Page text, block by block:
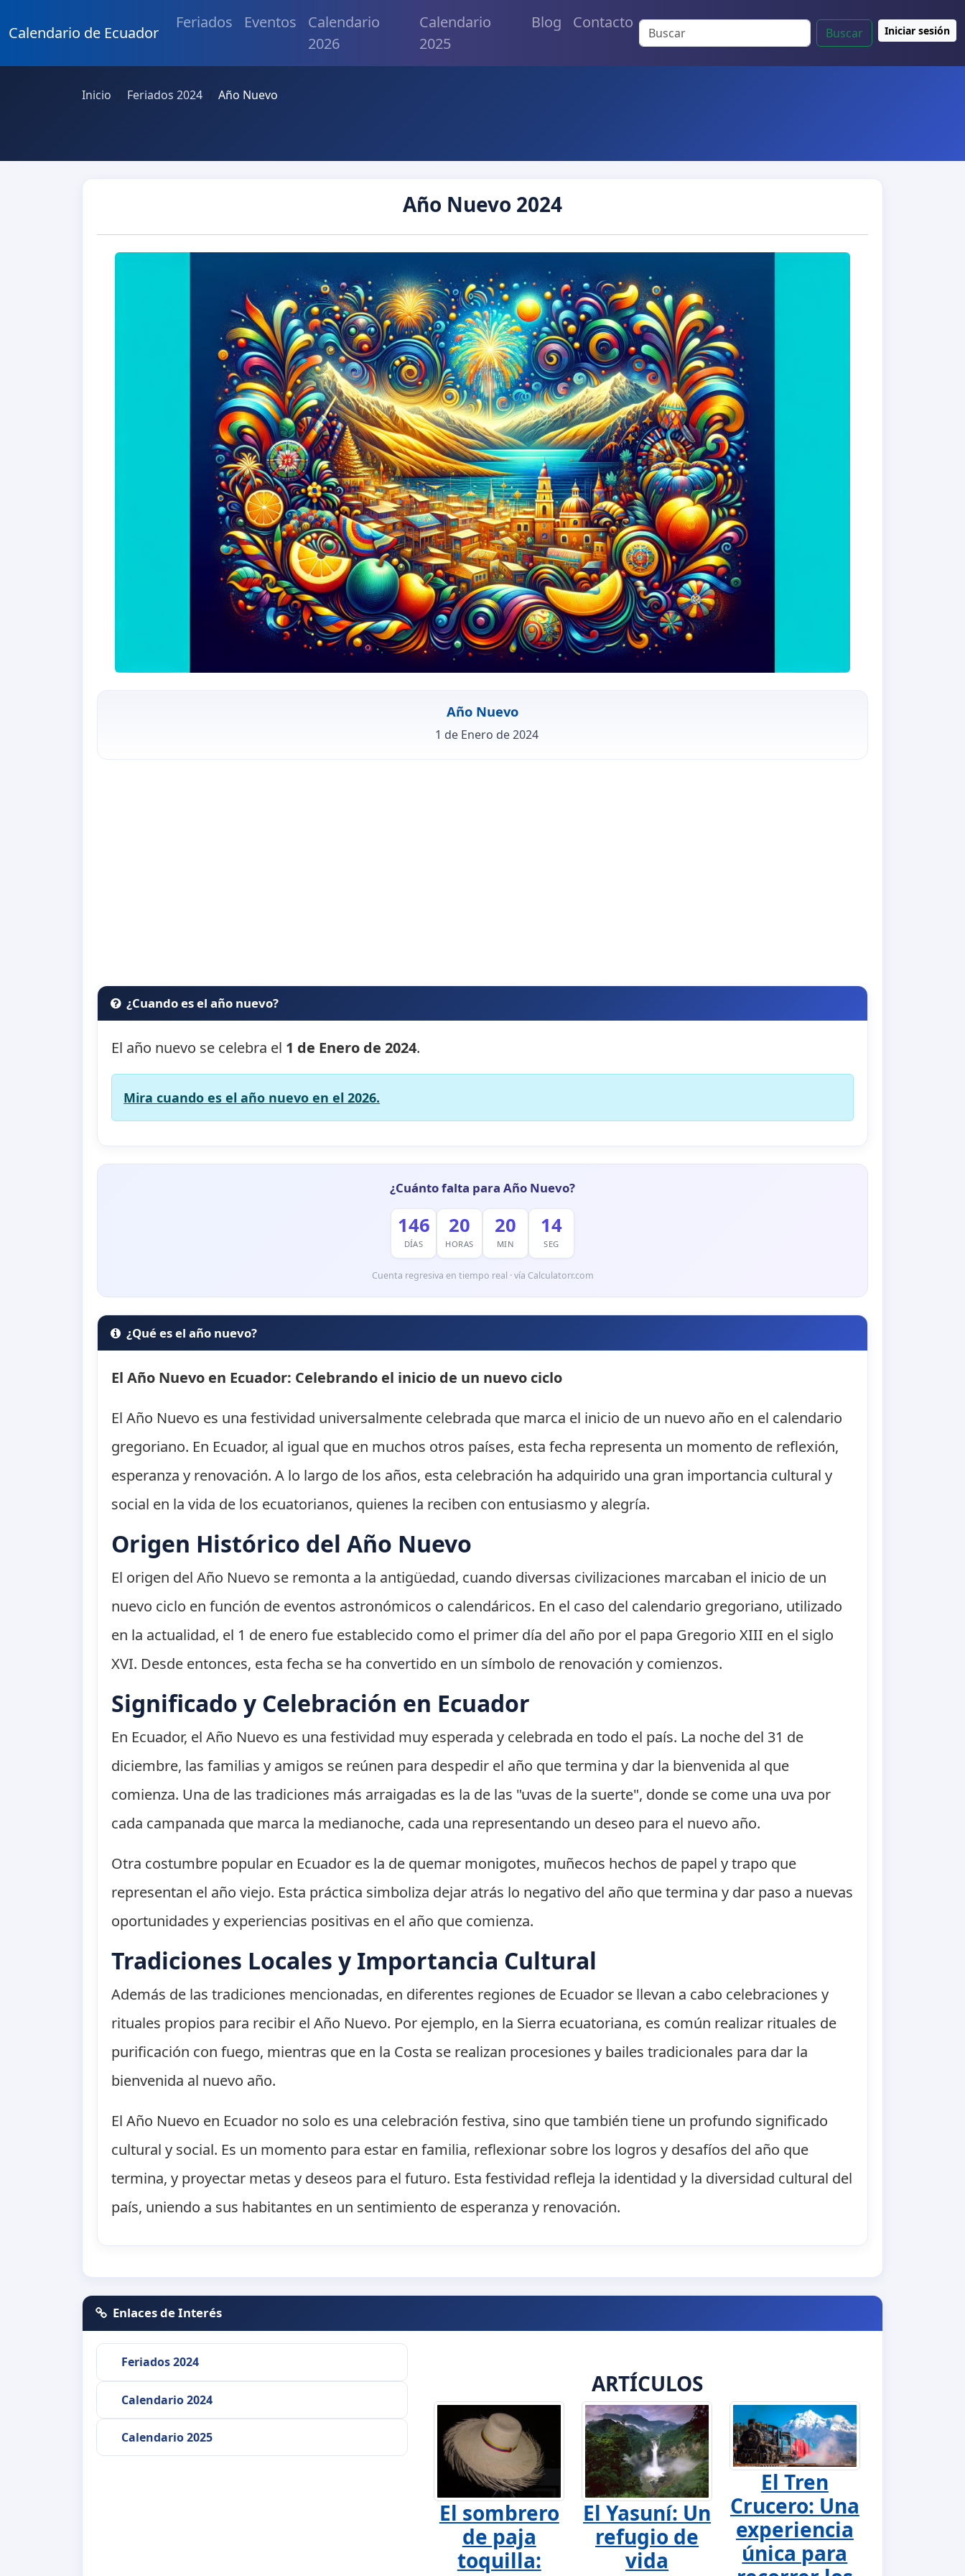
Calendario de Ecuador
Feriados Eventos
Calendario
2026
Calendario
2025
Blog Contacto
Buscar Iniciar sesión
Inicio Feriados 2024 Año Nuevo
Año Nuevo 2024
Año Nuevo
1 de Enero de 2024
¿Cuando es el año nuevo?
El año nuevo se celebra el 1 de Enero de 2024.
Mira cuando es el año nuevo en el 2026.
¿Cuánto falta para Año Nuevo?
146
DÍAS
20
HORAS
20
MIN
13
SEG
Cuenta regresiva en tiempo real · vía Calculatorr.com
¿Qué es el año nuevo?
El Año Nuevo en Ecuador: Celebrando el inicio de un nuevo ciclo
El Año Nuevo es una festividad universalmente celebrada que marca el inicio de un nuevo año en el calendario
gregoriano. En Ecuador, al igual que en muchos otros países, esta fecha representa un momento de reflexión,
esperanza y renovación. A lo largo de los años, esta celebración ha adquirido una gran importancia cultural y
social en la vida de los ecuatorianos, quienes la reciben con entusiasmo y alegría.
Origen Histórico del Año Nuevo
El origen del Año Nuevo se remonta a la antigüedad, cuando diversas civilizaciones marcaban el inicio de un
nuevo ciclo en función de eventos astronómicos o calendáricos. En el caso del calendario gregoriano, utilizado
en la actualidad, el 1 de enero fue establecido como el primer día del año por el papa Gregorio XIII en el siglo
XVI. Desde entonces, esta fecha se ha convertido en un símbolo de renovación y comienzos.
Significado y Celebración en Ecuador
En Ecuador, el Año Nuevo es una festividad muy esperada y celebrada en todo el país. La noche del 31 de
diciembre, las familias y amigos se reúnen para despedir el año que termina y dar la bienvenida al que
comienza. Una de las tradiciones más arraigadas es la de las "uvas de la suerte", donde se come una uva por
cada campanada que marca la medianoche, cada una representando un deseo para el nuevo año.
Otra costumbre popular en Ecuador es la de quemar monigotes, muñecos hechos de papel y trapo que
representan el año viejo. Esta práctica simboliza dejar atrás lo negativo del año que termina y dar paso a nuevas
oportunidades y experiencias positivas en el año que comienza.
Tradiciones Locales y Importancia Cultural
Además de las tradiciones mencionadas, en diferentes regiones de Ecuador se llevan a cabo celebraciones y
rituales propios para recibir el Año Nuevo. Por ejemplo, en la Sierra ecuatoriana, es común realizar rituales de
purificación con fuego, mientras que en la Costa se realizan procesiones y bailes tradicionales para dar la
bienvenida al nuevo año.
El Año Nuevo en Ecuador no solo es una celebración festiva, sino que también tiene un profundo significado
cultural y social. Es un momento para estar en familia, reflexionar sobre los logros y desafíos del año que
termina, y proyectar metas y deseos para el futuro. Esta festividad refleja la identidad y la diversidad cultural del
país, uniendo a sus habitantes en un sentimiento de esperanza y renovación.
Enlaces de Interés
Feriados 2024
Calendario 2024
Calendario 2025
ARTÍCULOS
El sombrero
de paja
toquilla:
El Yasuní: Un
refugio de
vida
El Tren
Crucero: Una
experiencia
única para